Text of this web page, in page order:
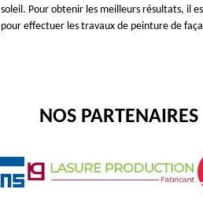
soleil. Pour obtenir les meilleurs résultats, il
pour effectuer les travaux de peinture de
NOS PARTENAIRES